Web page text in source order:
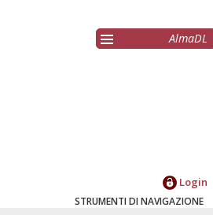
AlmaDL
Login
STRUMENTI DI NAVIGAZIONE